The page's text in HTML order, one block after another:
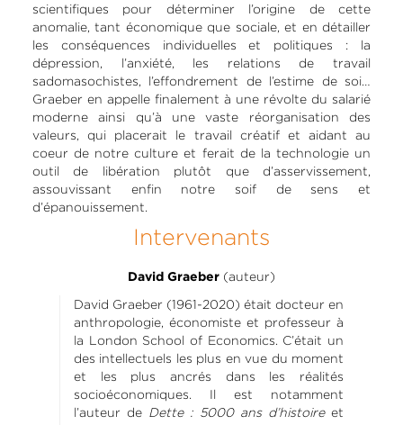
scientifiques pour déterminer l’origine de cette
anomalie, tant économique que sociale, et en détailler
les conséquences individuelles et politiques : la
dépression, l’anxiété, les relations de travail
sadomasochistes, l’effondrement de l’estime de soi…
Graeber en appelle finalement à une révolte du salarié
moderne ainsi qu’à une vaste réorganisation des
valeurs, qui placerait le travail créatif et aidant au
coeur de notre culture et ferait de la technologie un
outil de libération plutôt que d’asservissement,
assouvissant enfin notre soif de sens et
d’épanouissement.
Intervenants
David Graeber (auteur)
David Graeber (1961-2020) était docteur en
anthropologie, économiste et professeur à
la London School of Economics. C’était un
des intellectuels les plus en vue du moment
et les plus ancrés dans les réalités
socioéconomiques. Il est notamment
l’auteur de Dette : 5000 ans d’histoireet